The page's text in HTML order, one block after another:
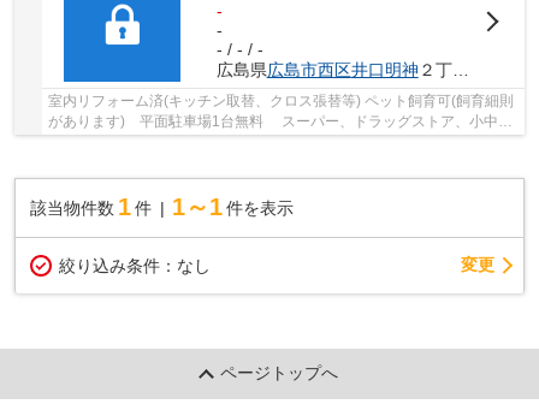
-
-
- / - / -
広島県広島市西区井口明神 ２丁目13-7
室内リフォーム済(キッチン取替、クロス張替等) ペット飼育可(飼育細則
があります) 平面駐車場1台無料 スーパー、ドラッグストア、小中学
該当物件数 1件 1～1 件を表示
絞り込み条件： なし 変更
ページトップへ